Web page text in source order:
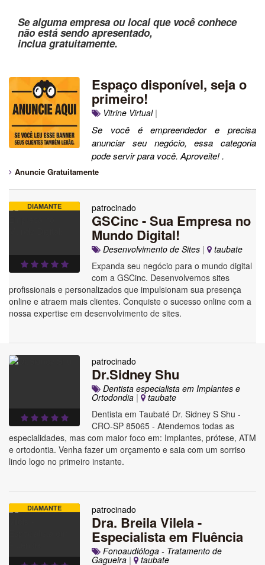
Se alguma empresa ou local que você conhece
não está sendo apresentado,
inclua gratuitamente.
Espaço disponível, seja o
primeiro!
Vitrine Virtual|
Se você é empreendedor e precisa
anunciar seu negócio, essa categoria
pode servir para você. Aproveite! .
Anuncie Gratuitamente
DIAMANTE patrocinado
GSCinc - Sua Empresa no
Mundo Digital!
Desenvolvimento de Sites |
taubate
Expanda seu negócio para o mundo digital
com a GSCinc. Desenvolvemos sites
profissionais e personalizados que impulsionam sua presença
online e atraem mais clientes. Conquiste o sucesso online com a
nossa expertise em desenvolvimento de sites.
patrocinado
Dr.Sidney Shu
Dentista especialista em Implantes e
Ortodondia |
taubate
Dentista em Taubaté Dr. Sidney S Shu -
CRO-SP 85065 - Atendemos todas as
especialidades, mas com maior foco em: Implantes, prótese, ATM
e ortodontia. Venha fazer um orçamento e saia com um sorriso
lindo logo no primeiro instante.
DIAMANTE patrocinado
Dra. Breila Vilela -
Especialista em Fluência
Fonoaudióloga - Tratamento de
Gagueira | taubate